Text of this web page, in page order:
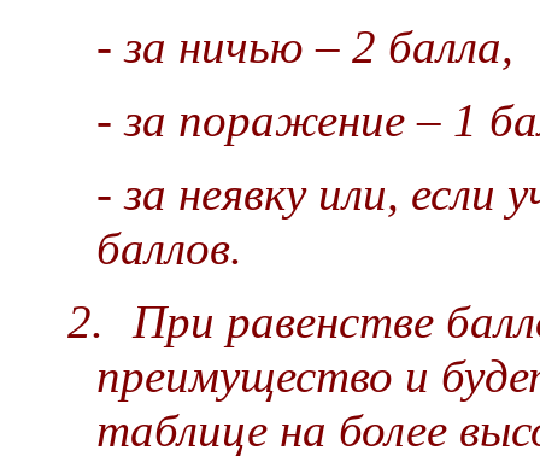
- за ничью – 2 балла,
- за поражение – 1
- за неявку или, если
баллов.
2.
При равенстве
преимущество и
таблице на более